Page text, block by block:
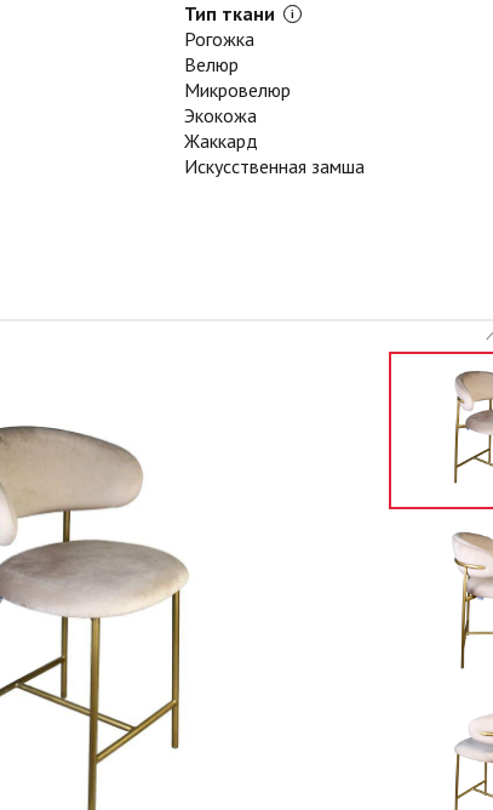
Тип ткани
Рогожка
Велюр
Микровелюр
Экокожа
Жаккард
Искусственная замша